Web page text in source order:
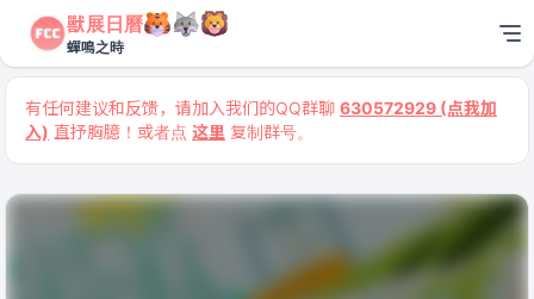
獸展日曆
蟬鳴之時
有任何建议和反馈，请加入我们的QQ群聊 630572929 (点我加
入) 直抒胸臆！或者点 这里 复制群号。